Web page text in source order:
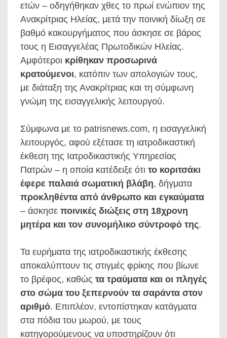
ετών – οδηγήθηκαν χθες το πρωί ενώπιον της
Ανακρίτριας Ηλείας, μετά την ποινική δίωξη σε
βαθμό κακουργήματος που άσκησε σε βάρος
τους η Εισαγγελέας Πρωτοδικών Ηλείας.
Αμφότεροι κρίθηκαν προσωρινά
κρατούμενοι, κατόπιν των απολογιών τους,
με διάταξη της Ανακρίτριας και τη σύμφωνη
γνώμη της εισαγγελικής λειτουργού.
Σύμφωνα με το patrisnews.com, η εισαγγελική
λειτουργός, αφού εξέτασε τη ιατροδικαστική
έκθεση της Ιατροδικαστικής Υπηρεσίας
Πατρών – η οποία κατέδειξε ότι το κοριτσάκι
έφερε παλαιά σωματική βλάβη, δήγματα
προκληθέντα από άνθρωπο και εγκαύματα
– άσκησε ποινικές διώξεις στη 18χρονη
μητέρα και τον συνομήλικο σύντροφό της.
Τα ευρήματα της ιατροδικαστικής έκθεσης
αποκαλύπτουν τις στιγμές φρίκης που βίωνε
το βρέφος, καθώς τα τραύματα και οι πληγές
στο σώμα του ξεπερνούν τα σαράντα στον
αριθμό. Επιπλέον, εντοπίστηκαν κατάγματα
στα πόδια του μωρού, με τους
κατηγορούμενους να υποστηρίζουν ότι